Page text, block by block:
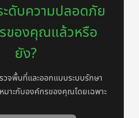
ดับความปลอดภัย
ของคุณแล้วหรือ
ยัง?
วจพื้นที่และออกแบบระบบรักษา
มาะกับองค์กรของคุณโดยเฉพาะ